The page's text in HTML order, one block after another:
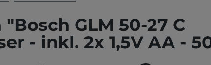
GLM 50-27 C
- inkl. 2x 1,5V AA -